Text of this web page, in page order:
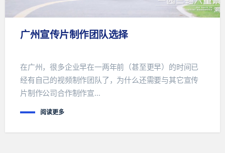
广州宣传片制作团队选择
在广州，很多企业早在一两年前（甚至更早）的时间已
经有自己的视频制作团队了，为什么还需要与其它宣传
片制作公司合作制作宣...
阅读更多